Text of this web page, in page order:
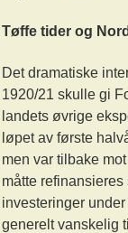
Tøffe tider og
Det dramatiske
1920/21 skulle gi
landets øvrige
løpet av første
men var tilbake
måtte
investeringer
generelt vanskelig